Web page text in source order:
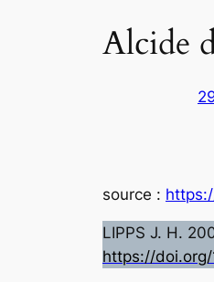
Alcide
source :
LIPPS J. H.
https://